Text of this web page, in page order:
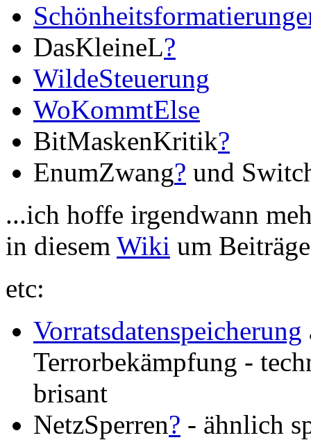
DasKleineL?
WildeSteuerung
WoKommtElse
BitMaskenKritik?
EnumZwang? und
...ich hoffe irgendwann
in diesem Wiki um
etc:
Vorratsdatenspeicherung
Terrorbekämpfung -
brisant
NetzSperren? - ähnlich